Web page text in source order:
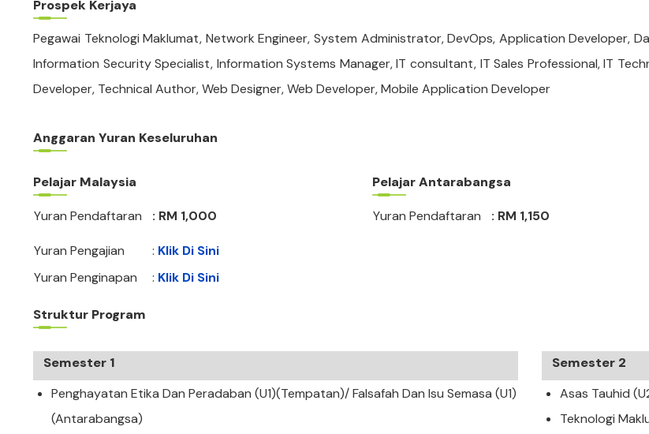
Prospek Kerjaya
Pegawai Teknologi Maklumat, Network Engineer, System Administrator, DevOps, Application Developer,
Information Security Specialist, Information Systems Manager, IT consultant, IT Sales Professional, IT
Developer, Technical Author, Web Designer, Web Developer, Mobile Application Developer
Anggaran Yuran Keseluruhan
Pelajar Malaysia
Yuran Pendaftaran : RM 1,000
Pelajar Antarabangsa
Yuran Pendaftaran : RM 1,150
Yuran Pengajian : Klik Di Sini
Yuran Penginapan
: Klik Di Sini
Struktur Program
Semester 1
Penghayatan Etika Dan Peradaban (U1)(Tempatan)/ Falsafah Dan Isu Semasa (U1)
(Antarabangsa)
Semester 2
Asas Tauhid
Teknologi